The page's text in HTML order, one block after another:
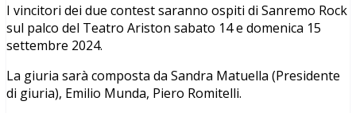
I vincitori dei due contest saranno ospiti di Sanremo Rock
sul palco del Teatro Ariston sabato 14 e domenica 15
settembre 2024.
La giuria sarà composta da Sandra Matuella (Presidente
di giuria), Emilio Munda, Piero Romitelli.